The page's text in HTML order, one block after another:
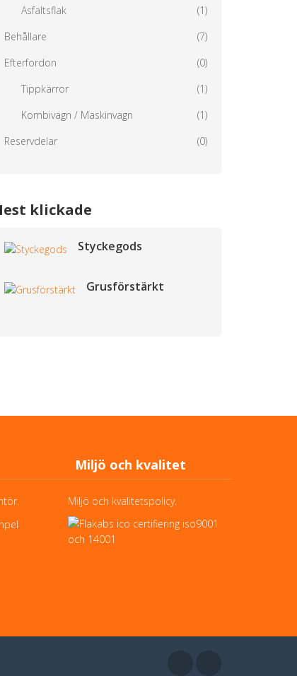
Asfaltsflak
(1)
Behållare
(7)
Efterfordon
(0)
Tippkärror
(1)
Kombivagn / Maskinvagn
(1)
Reservdelar
(0)
klickade
Styckegods
Grusförstärkt
Miljö och kvalitet
Miljö och kvalitetspolicy.